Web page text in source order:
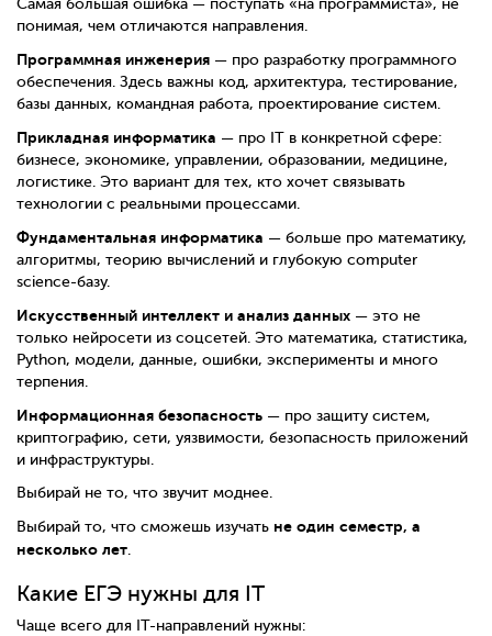
Самая большая ошибка — поступать «на программиста», не
понимая, чем отличаются направления.
Программная инженерия — про разработку программного
обеспечения. Здесь важны код, архитектура, тестирование,
базы данных, командная работа, проектирование систем.
Прикладная информатика — про IT в конкретной сфере:
бизнесе, экономике, управлении, образовании, медицине,
логистике. Это вариант для тех, кто хочет связывать
технологии с реальными процессами.
Фундаментальная информатика — больше про математику,
алгоритмы, теорию вычислений и глубокую computer
science-базу.
Искусственный интеллект и анализ данных — это не
только нейросети из соцсетей. Это математика, статистика,
Python, модели, данные, ошибки, эксперименты и много
терпения.
Информационная безопасность — про защиту систем,
криптографию, сети, уязвимости, безопасность приложений
и инфраструктуры.
Выбирай не то, что звучит моднее.
Выбирай то, что сможешь изучать не один семестр, а
несколько лет
Какие ЕГЭ нужны для IT
Чаще всего для IT-направлений нужны: